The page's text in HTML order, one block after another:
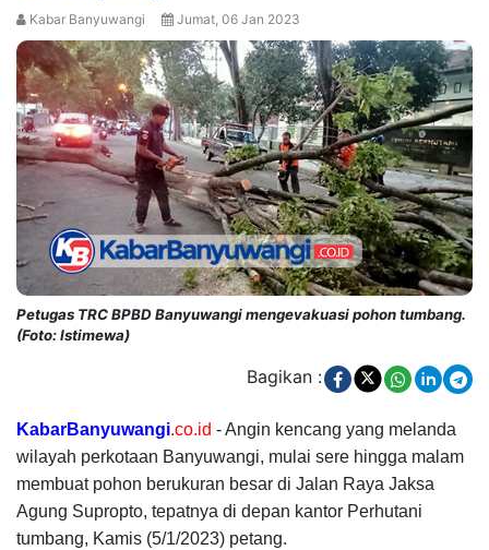
Kabar Banyuwangi Jumat, 06 Jan 2023
Petugas TRC BPBD Banyuwangi mengevakuasi pohon tumbang.
(Foto: Istimewa)
Bagikan :
KabarBanyuwangi.co.id - Angin kencang yang melanda
wilayah perkotaan Banyuwangi, mulai sere hingga malam
membuat pohon berukuran besar di Jalan Raya Jaksa
Agung Supropto, tepatnya di depan kantor Perhutani
tumbang, Kamis (5/1/2023) petang.